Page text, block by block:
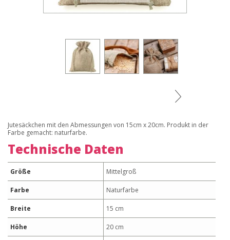
Jutesäckchen mit den Abmessungen von 15cm x 20cm. Produkt in der
Farbe gemacht: naturfarbe.
Technische Daten
Größe Mittelgroß
Farbe Naturfarbe
Breite 15 cm
Höhe 20 cm